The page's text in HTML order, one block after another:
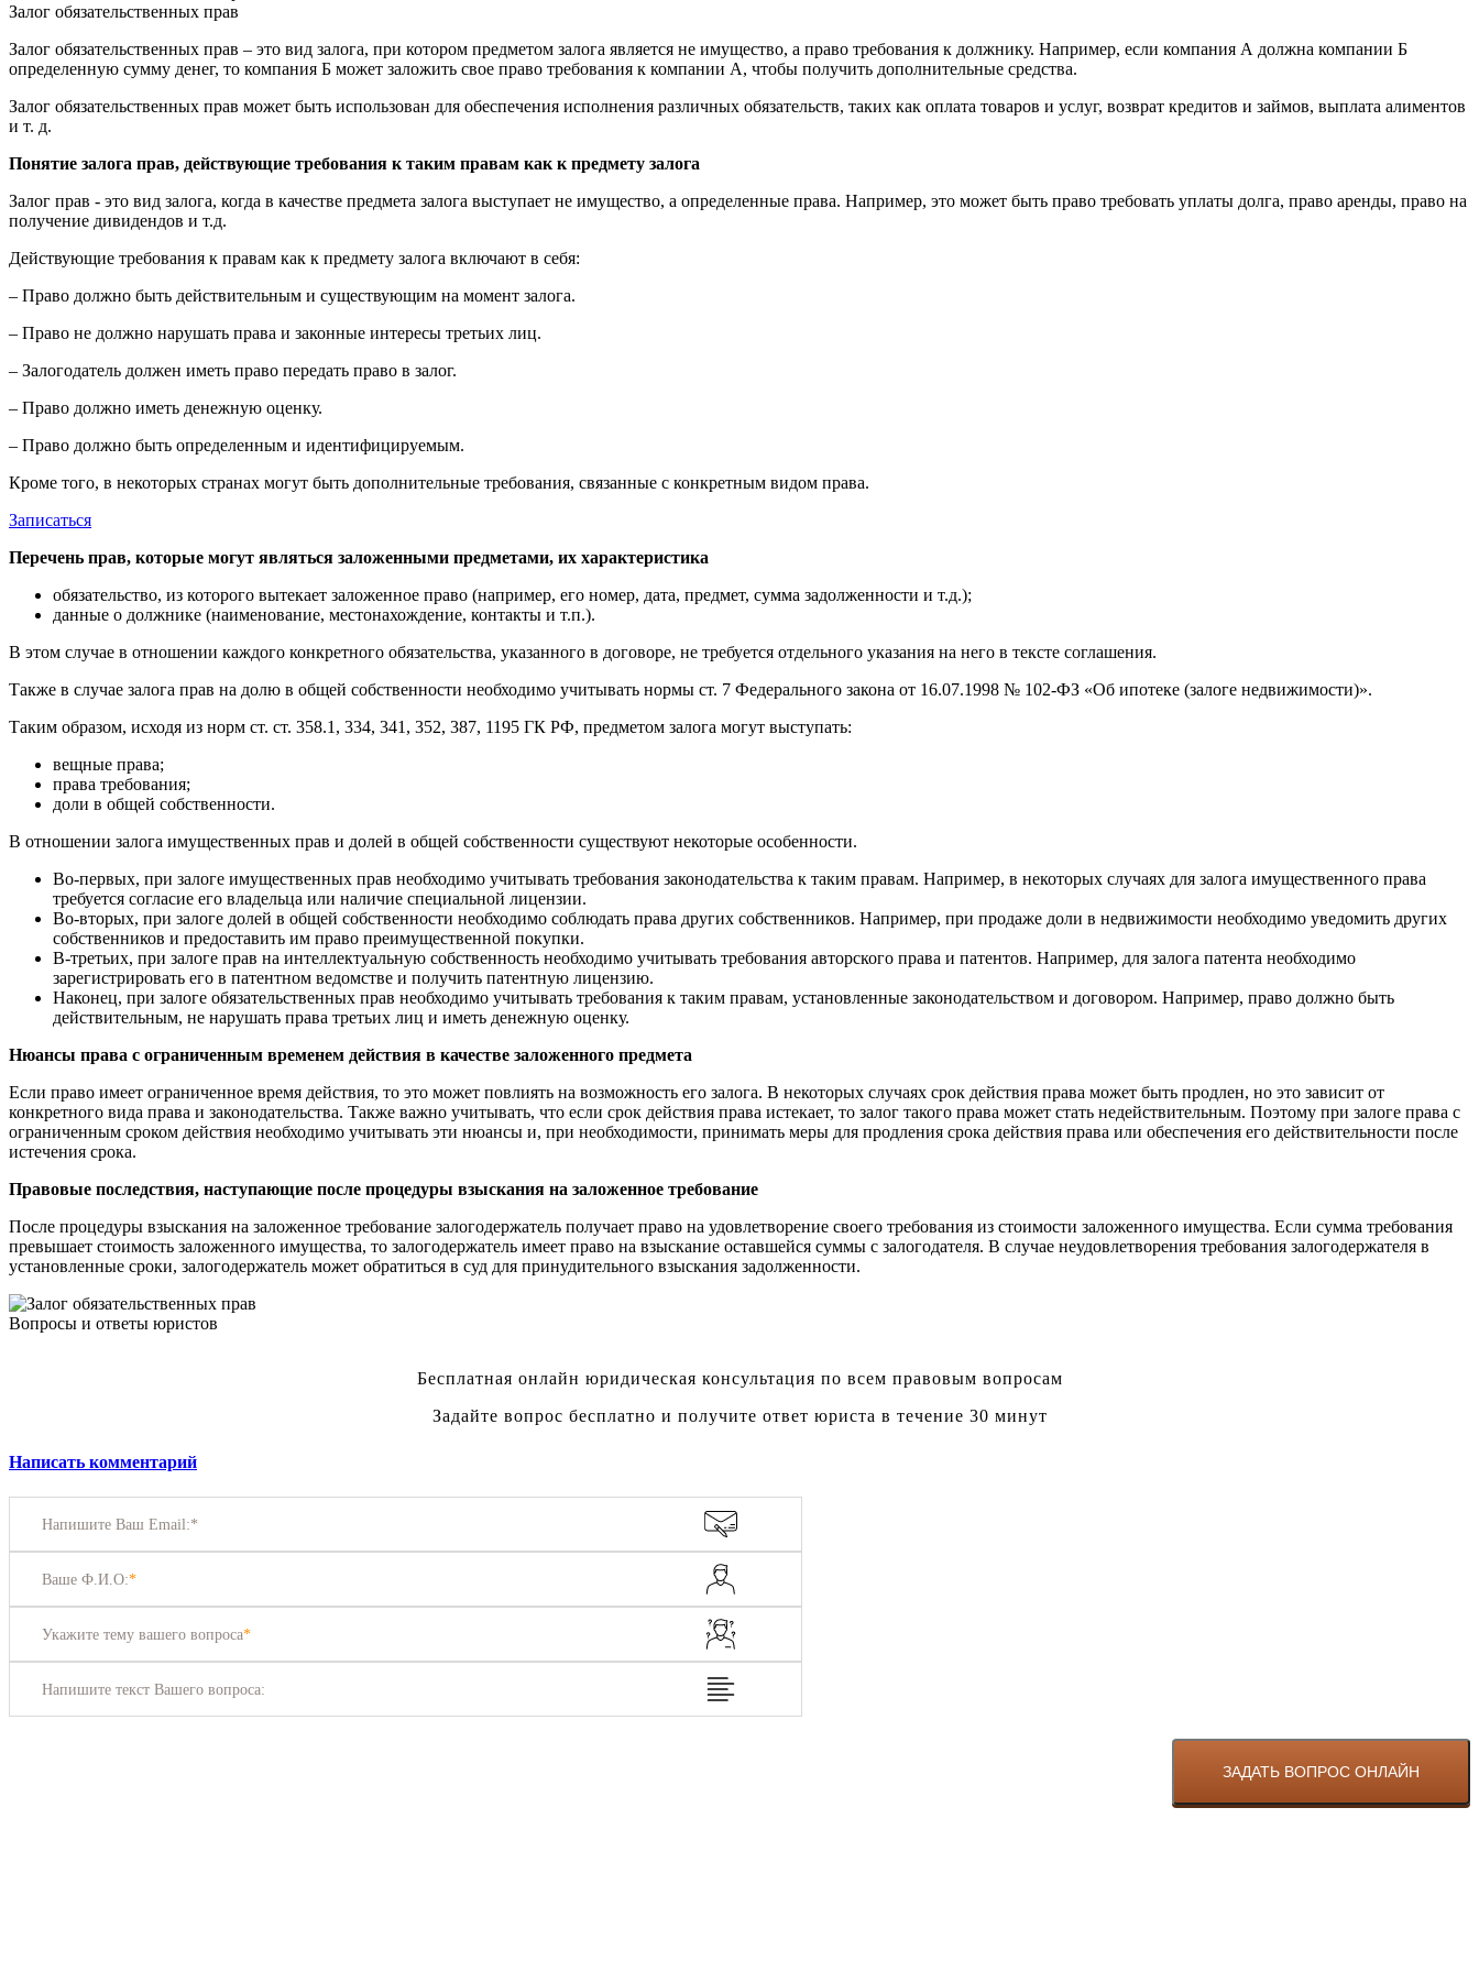
Залог обязательственных прав
Залог обязательственных прав – это вид залога, при котором предметом залога является не имущество, а право требования к должнику. Например, если компания А должна компании Б
определенную сумму денег, то компания Б может заложить свое право требования к компании А, чтобы получить дополнительные средства.
Залог обязательственных прав может быть использован для обеспечения исполнения различных обязательств, таких как оплата товаров и услуг, возврат кредитов и займов, выплата алиментов
и т. д.
Понятие залога прав, действующие требования к таким правам как к предмету залога
Залог прав - это вид залога, когда в качестве предмета залога выступает не имущество, а определенные права. Например, это может быть право требовать уплаты долга, право аренды, право на
получение дивидендов и т.д.
Действующие требования к правам как к предмету залога включают в себя:
– Право должно быть действительным и существующим на момент залога.
– Право не должно нарушать права и законные интересы третьих лиц.
– Залогодатель должен иметь право передать право в залог.
– Право должно иметь денежную оценку.
– Право должно быть определенным и идентифицируемым.
Кроме того, в некоторых странах могут быть дополнительные требования, связанные с конкретным видом права.
Записаться
Перечень прав, которые могут являться заложенными предметами, их характеристика
обязательство, из которого вытекает заложенное право (например, его номер, дата, предмет, сумма задолженности и т.д.);
данные о должнике (наименование, местонахождение, контакты и т.п.).
В этом случае в отношении каждого конкретного обязательства, указанного в договоре, не требуется отдельного указания на него в тексте соглашения.
Также в случае залога прав на долю в общей собственности необходимо учитывать нормы ст. 7 Федерального закона от 16.07.1998 № 102-ФЗ «Об ипотеке (залоге недвижимости)».
Таким образом, исходя из норм ст. ст. 358.1, 334, 341, 352, 387, 1195 ГК РФ, предметом залога могут выступать:
вещные права;
права требования;
доли в общей собственности.
В отношении залога имущественных прав и долей в общей собственности существуют некоторые особенности.
Во-первых, при залоге имущественных прав необходимо учитывать требования законодательства к таким правам. Например, в некоторых случаях для залога имущественного права
требуется согласие его владельца или наличие специальной лицензии.
Во-вторых, при залоге долей в общей собственности необходимо соблюдать права других собственников. Например, при продаже доли в недвижимости необходимо уведомить других
собственников и предоставить им право преимущественной покупки.
В-третьих, при залоге прав на интеллектуальную собственность необходимо учитывать требования авторского права и патентов. Например, для залога патента необходимо
зарегистрировать его в патентном ведомстве и получить патентную лицензию.
Наконец, при залоге обязательственных прав необходимо учитывать требования к таким правам, установленные законодательством и договором. Например, право должно быть
действительным, не нарушать права третьих лиц и иметь денежную оценку.
Нюансы права с ограниченным временем действия в качестве заложенного предмета
Если право имеет ограниченное время действия, то это может повлиять на возможность его залога. В некоторых случаях срок действия права может быть продлен, но это зависит от
конкретного вида права и законодательства. Также важно учитывать, что если срок действия права истекает, то залог такого права может стать недействительным. Поэтому при залоге права с
ограниченным сроком действия необходимо учитывать эти нюансы и, при необходимости, принимать меры для продления срока действия права или обеспечения его действительности после
истечения срока.
Правовые последствия, наступающие после процедуры взыскания на заложенное требование
После процедуры взыскания на заложенное требование залогодержатель получает право на удовлетворение своего требования из стоимости заложенного имущества. Если сумма требования
превышает стоимость заложенного имущества, то залогодержатель имеет право на взыскание оставшейся суммы с залогодателя. В случае неудовлетворения требования залогодержателя в
установленные сроки, залогодержатель может обратиться в суд для принудительного взыскания задолженности.
Вопросы и ответы юристов
Бесплатная онлайн юридическая консультация по всем правовым вопросам
Задайте вопрос бесплатно и получите ответ юриста в течение 30 минут
Написать комментарий
Напишите Ваш Email:*
Ваше Ф.И.О:*
Укажите тему вашего вопроса*
Напишите текст Вашего вопроса: